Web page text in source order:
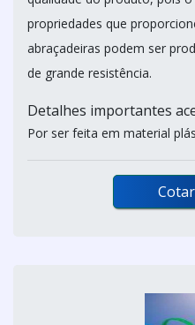
propriedades que
abraçadeiras podem ser
de grande resistência.
Detalhes importantes
Por ser feita em material